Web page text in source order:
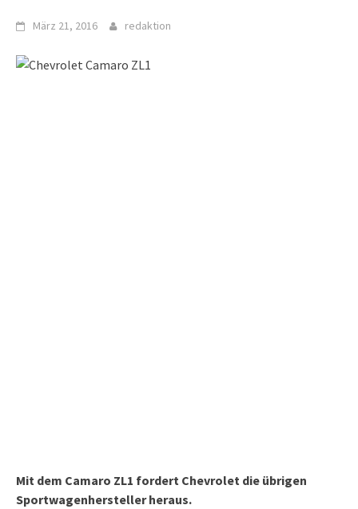
März 21, 2016 redaktion
Mit dem Camaro ZL1 fordert Chevrolet die übrigen
Sportwagenhersteller heraus.